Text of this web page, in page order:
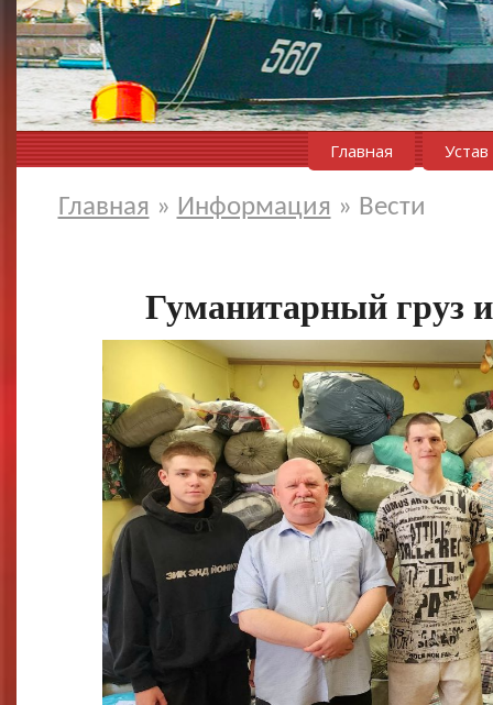
Главная Устав
Главная » Информация » Вести
Гуманитарный груз